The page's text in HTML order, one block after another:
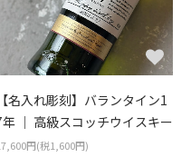
【名入れ彫刻】バランタイン1
年 ｜ 高級スコッチウイスキー
円(税1,600円)